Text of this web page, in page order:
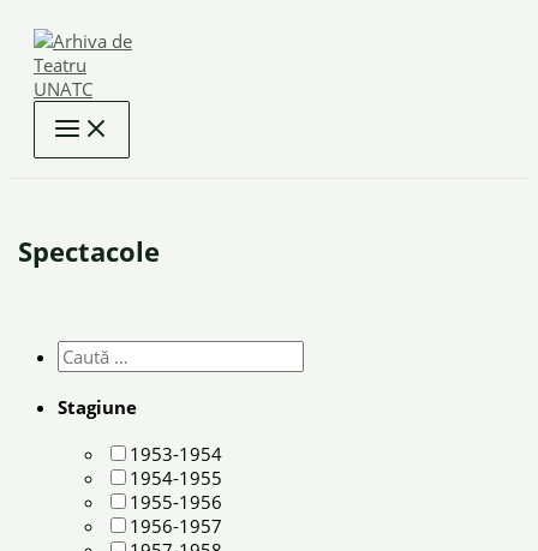
content
Spectacole
Stagiune
1953-1954
1954-1955
1955-1956
1956-1957